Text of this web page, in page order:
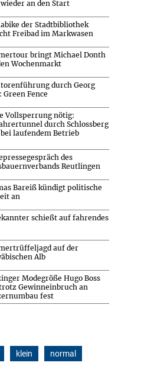
an den Start
der Stadtbibliothek
Freibad im Markwasen
bringt Michael Donth
Wochenmarkt
durch Georg
Green Fence
Vollsperrung nötig:
durch Schlossberg
laufendem Betrieb
des
Reutlingen
Bareiß kündigt politische
an
schießt auf fahrendes
auf der
Alb
Modegröße Hugo Boss
Gewinneinbruch an
fest
klein normal